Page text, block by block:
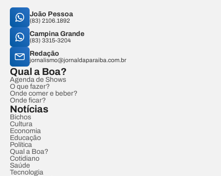
João Pessoa
(83) 2106.1892
Campina Grande
(83) 3315-3204
Redação
jornalismo@jornaldaparaiba.com.br
Qual a Boa?
Agenda de Shows
O que fazer?
Onde comer e beber?
Onde ficar?
Notícias
Bichos
Cultura
Economia
Educação
Política
Qual a Boa?
Cotidiano
Saúde
Tecnologia